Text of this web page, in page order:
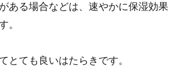
ある場合などは、速やかに保湿効果
。
とても良いはたらきです。